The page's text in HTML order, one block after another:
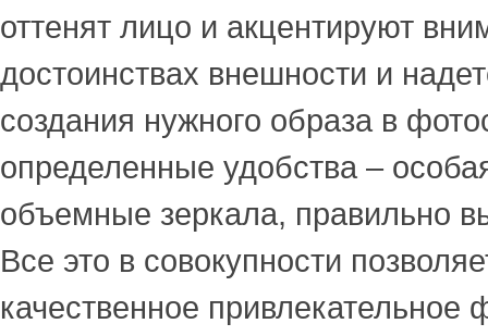
оттенят лицо и акцентируют
достоинствах внешности и
создания нужного образа в
определенные удобства –
объемные зеркала, правильно
Все это в совокупности
качественное привлекательное